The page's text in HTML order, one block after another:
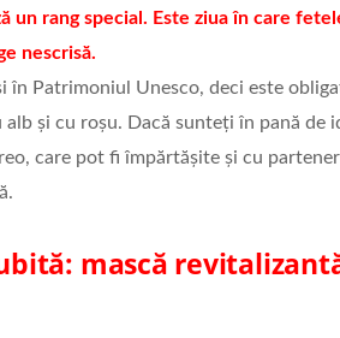
un rang special. Este ziua în care
nescrisă.
în Patrimoniul Unesco, deci este
și cu roșu. Dacă sunteți în pană de
care pot fi împărtășite și cu
mască